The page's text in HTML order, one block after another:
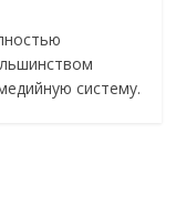
систему.